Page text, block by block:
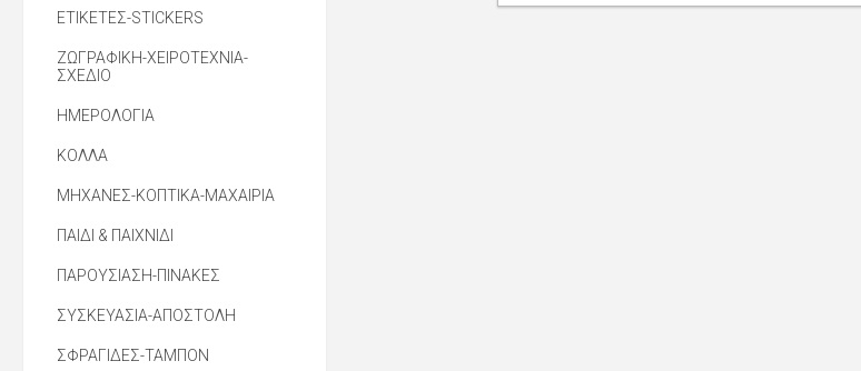
ΕΤΙΚΕΤΕΣ-STICKERS
ΖΩΓΡΑΦΙΚΗ-ΧΕΙΡΟΤΕΧΝΙΑ-
ΣΧΕΔΙΟ
ΗΜΕΡΟΛΟΓΙΑ
ΚΟΛΛΑ
ΜΗΧΑΝΕΣ-ΚΟΠΤΙΚΑ-ΜΑΧΑΙΡΙΑ
ΠΑΙΔΙ & ΠΑΙΧΝΙΔΙ
ΠΑΡΟΥΣΙΑΣΗ-ΠΙΝΑΚΕΣ
ΣΥΣΚΕΥΑΣΙΑ-ΑΠΟΣΤΟΛΗ
ΣΦΡΑΓΙΔΕΣ-ΤΑΜΠΟΝ